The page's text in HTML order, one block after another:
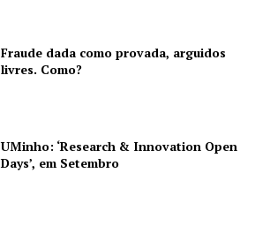
Fraude dada como provada, arguidos
livres. Como?
UMinho: ‘Research & Innovation Open
Days’, em Setembro